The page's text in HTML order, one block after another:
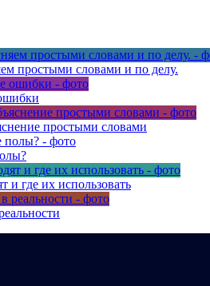
простыми словами и по делу.
простыми словами
и где их использовать